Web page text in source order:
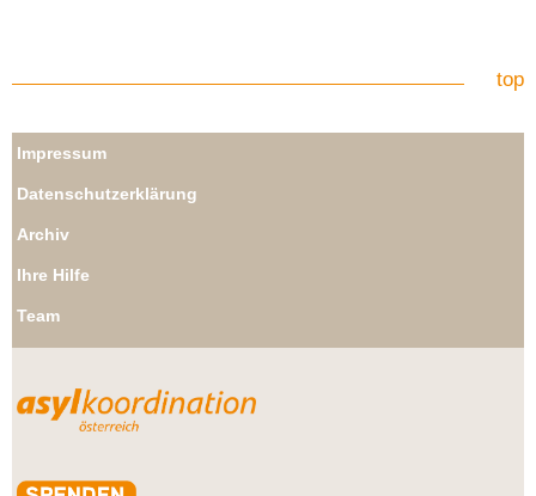
top
Impressum
Datenschutzerklärung
Archiv
Ihre Hilfe
Team